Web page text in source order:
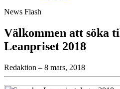
News Flash
Välkommen att söka
Leanpriset 2018
Redaktion – 8 mars, 2018